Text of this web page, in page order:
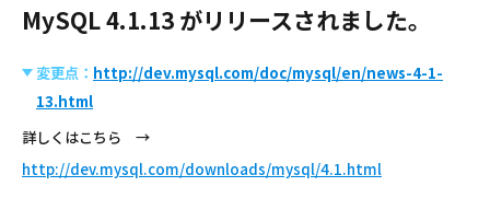
MySQL 4.1.13 がリリースされました。
変更点： http://dev.mysql.com/doc/mysql/en/news-4-1-
13.html
詳しくはこちら →
http://dev.mysql.com/downloads/mysql/4.1.html